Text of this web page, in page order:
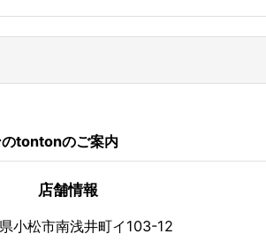
tontonのご案内
店舗情報
小松市南浅井町イ103-12